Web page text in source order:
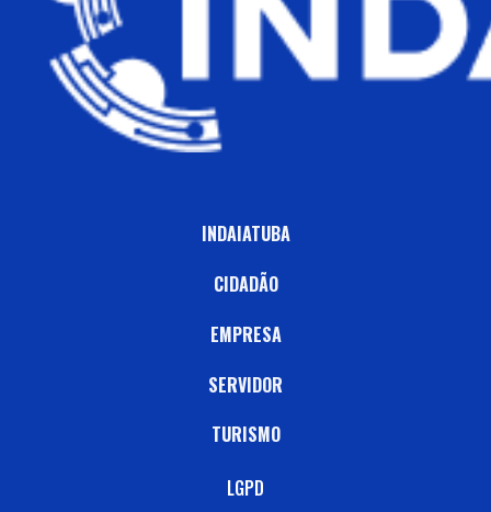
INDAIATUBA
CIDADÃO
EMPRESA
SERVIDOR
TURISMO
LGPD